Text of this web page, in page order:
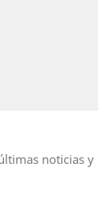
noticias y